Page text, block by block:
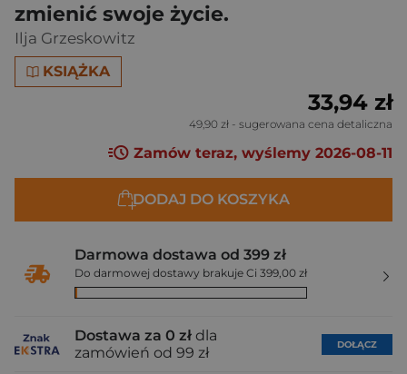
zmienić swoje życie.
Ilja Grzeskowitz
KSIĄŻKA
33,94 zł
49,90 zł - sugerowana cena detaliczna
Zamów teraz, wyślemy 2026-08-11
DODAJ DO KOSZYKA
Darmowa dostawa od 399 zł
Do darmowej dostawy brakuje Ci 399,00 zł
Dostawa za 0 zł dla
zamówień od 99 zł
DOŁĄCZ